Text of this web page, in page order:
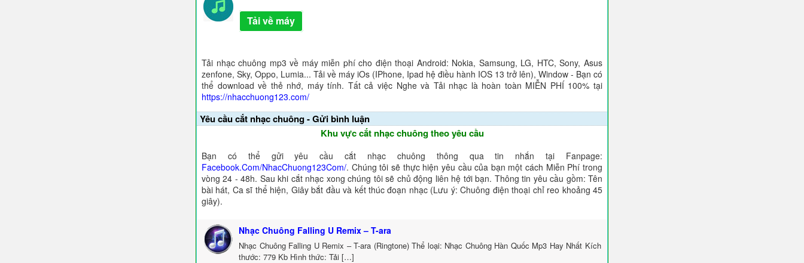
Tải về máy
Tải nhạc chuông mp3 về máy miễn phí cho điện thoại Android: Nokia, Samsung, LG, HTC, Sony, Asus
zenfone, Sky, Oppo, Lumia... Tải về máy iOs (IPhone, Ipad hệ điều hành IOS 13 trở lên), Window - Bạn có
thể download về thẻ nhớ, máy tính. Tất cả việc Nghe và Tải nhạc là hoàn toàn MIỄN PHÍ 100% tại
https://nhacchuong123.com/
Yêu cầu cắt nhạc chuông - Gửi bình luận
Khu vực cắt nhạc chuông theo yêu cầu
Bạn có thể gửi yêu cầu cắt nhạc chuông thông qua tin nhắn tại Fanpage:
Facebook.Com/NhacChuong123Com/. Chúng tôi sẽ thực hiện yêu cầu của bạn một cách Miễn Phí trong
vòng 24 - 48h. Sau khi cắt nhạc xong chúng tôi sẽ chủ động liên hệ tới bạn. Thông tin yêu cầu gồm: Tên
bài hát, Ca sĩ thể hiện, Giây bắt đầu và kết thúc đoạn nhạc (Lưu ý: Chuông điện thoại chỉ reo khoảng 45
giây).
Nhạc Chuông Falling U Remix – T-ara
Nhạc Chuông Falling U Remix – T-ara (Ringtone) Thể loại: Nhạc Chuông Hàn Quốc Mp3 Hay Nhất Kích
thước: 779 Kb Hình thức: Tải […]